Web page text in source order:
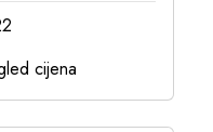
cijena